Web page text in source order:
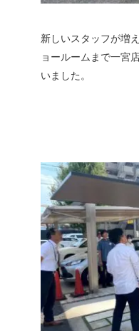
新しいスタッフが増
ョールームまで一宮
いました。